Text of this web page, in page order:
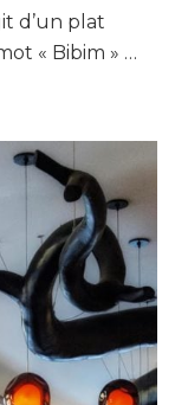
d’un plat
« Bibim » …